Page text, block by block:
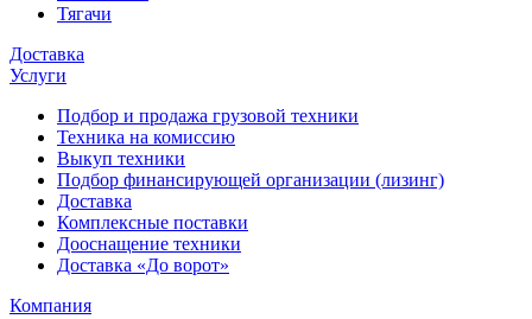
Тягачи
Доставка
Услуги
Подбор и продажа грузовой техники
Техника на комиссию
Выкуп техники
Подбор финансирующей организации (лизинг)
Доставка
Комплексные поставки
Дооснащение техники
Доставка «До ворот»
Компания